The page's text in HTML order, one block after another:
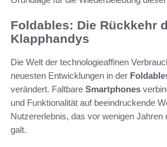
Foldables: Die Rückkehr
Klapphandys
Die Welt der technologieaffinen
neuesten Entwicklungen in der
verändert. Faltbare Smartphones
und Funktionalität auf beeindruckende
Nutzererlebnis, das vor wenigen Jahren
galt.